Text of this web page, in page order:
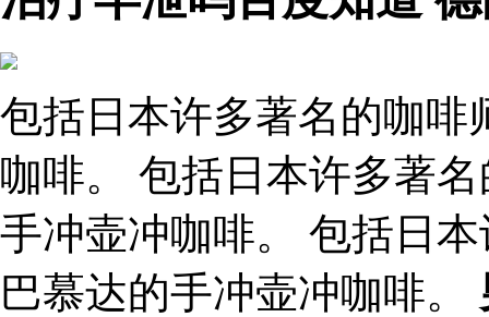
包括日本许多著名的咖啡
咖啡。 包括日本许多著
手冲壶冲咖啡。 包括日
巴慕达的手冲壶冲咖啡。